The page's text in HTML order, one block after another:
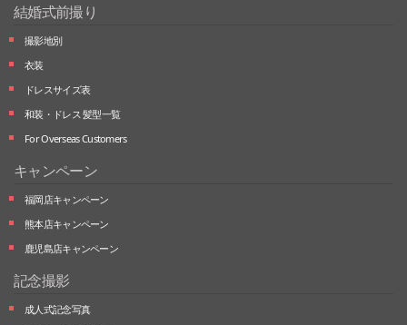
結婚式前撮り
撮影地別
衣装
ドレスサイズ表
和装・ドレス 髪型一覧
For Overseas Customers
キャンペーン
福岡店キャンペーン
熊本店キャンペーン
鹿児島店キャンペーン
記念撮影
成人式記念写真